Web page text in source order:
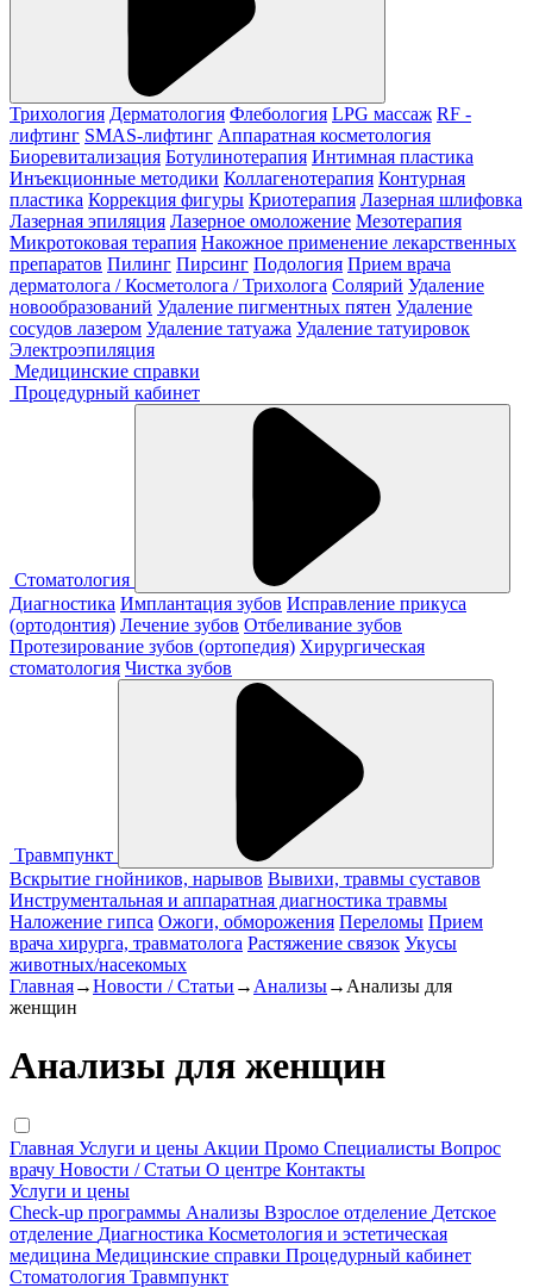
Трихология Дерматология Флебология LPG массаж RF -
лифтинг SMAS-лифтинг Аппаратная косметология
Биоревитализация Ботулинотерапия Интимная пластика
Инъекционные методики Коллагенотерапия Контурная
пластика Коррекция фигуры Криотерапия Лазерная шлифовка
Лазерная эпиляция Лазерное омоложение Мезотерапия
Микротоковая терапия Накожное применение лекарственных
препаратов Пилинг Пирсинг Подология Прием врача
дерматолога / Косметолога / Трихолога Солярий Удаление
новообразований Удаление пигментных пятен Удаление
сосудов лазером Удаление татуажа Удаление татуировок
Электроэпиляция
Медицинские справки
Процедурный кабинет
Стоматология
Диагностика Имплантация зубов Исправление прикуса
(ортодонтия) Лечение зубов Отбеливание зубов
Протезирование зубов (ортопедия) Хирургическая
стоматология Чистка зубов
Травмпункт
Вскрытие гнойников, нарывов Вывихи, травмы суставов
Инструментальная и аппаратная диагностика травмы
Наложение гипса Ожоги, обморожения Переломы Прием
врача хирурга, травматолога Растяжение связок Укусы
животных/насекомых
Главная→Новости / Статьи → Анализы→ Анализы для
женщин
Анализы для женщин
Главная Услуги и цены Акции Промо Специалисты Вопрос
врачу Новости / Статьи О центре Контакты
Услуги и цены
Check-up программы Анализы Взрослое отделение Детское
отделение Диагностика Косметология и эстетическая
медицина Медицинские справки Процедурный кабинет
Стоматология Травмпункт